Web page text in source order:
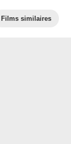
Films similaires